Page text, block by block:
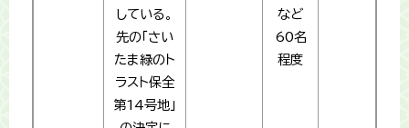
している。
先の「さい
たま緑のト
ラスト保全
第14号地」
など
60名
程度